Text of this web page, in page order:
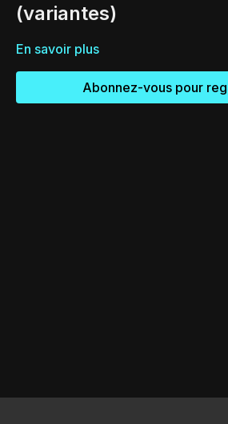
(variantes)
En savoir plus
Abonnez-vous pour